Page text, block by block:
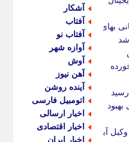
بهای
آباد
آشکار
آفتاب
آفتاب نو
آوازه شهر
آوش
آهن نیوز
آینده روشن
اتومبیل فارسی
اخبار ارسالی
اخبار اقتصادی
اخبار ایران